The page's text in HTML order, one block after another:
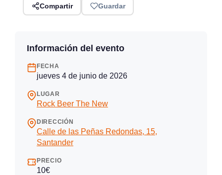
Compartir Guardar
Información del evento
FECHA
jueves 4 de junio de 2026
LUGAR
Rock Beer The New
DIRECCIÓN
Calle de las Peñas Redondas, 15,
Santander
PRECIO
10€